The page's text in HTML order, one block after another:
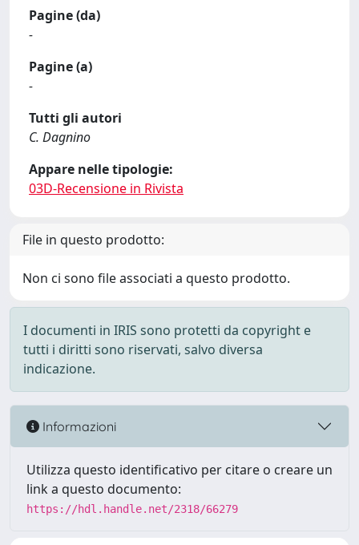
Pagine (da)
-
Pagine (a)
-
Tutti gli autori
C. Dagnino
Appare nelle tipologie:
03D-Recensione in Rivista
File in questo prodotto:
Non ci sono file associati a questo prodotto.
I documenti in IRIS sono protetti da copyright e
tutti i diritti sono riservati, salvo diversa
indicazione.
Informazioni
Utilizza questo identificativo per citare o creare un
link a questo documento:
https://hdl.handle.net/2318/66279